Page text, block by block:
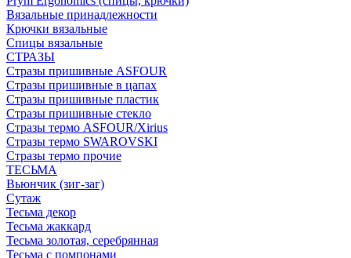
Вязальные принадлежности
Крючки вязальные
Спицы вязальные
СТРАЗЫ
Стразы пришивные ASFOUR
Стразы пришивные в цапах
Стразы пришивные пластик
Стразы пришивные стекло
Стразы термо ASFOUR/Xirius
Стразы термо SWAROVSKI
Стразы термо прочие
ТЕСЬМА
Вьюнчик (зиг-заг)
Сутаж
Тесьма декор
Тесьма жаккард
Тесьма золотая, серебрянная
Тесьма с помпонами